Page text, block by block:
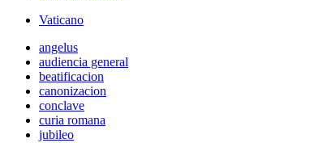
Vaticano
angelus
audiencia general
beatificacion
canonizacion
conclave
curia romana
jubileo